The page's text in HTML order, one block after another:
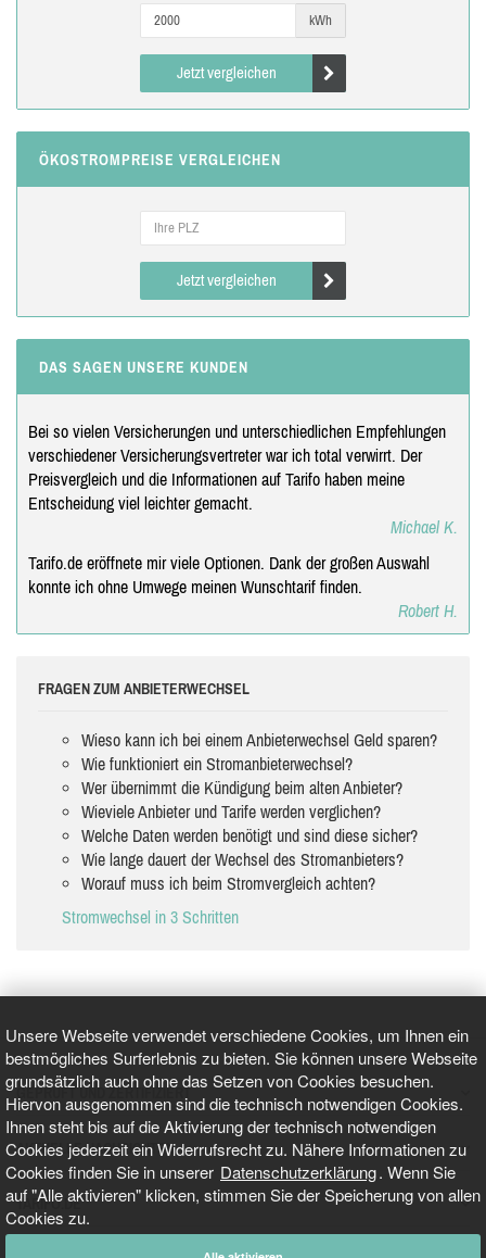
Unsere Webseite verwendet verschiedene Cookies, um Ihnen ein
bestmögliches Surferlebnis zu bieten. Sie können unsere Webseite
grundsätzlich auch ohne das Setzen von Cookies besuchen.
Hiervon ausgenommen sind die technisch notwendigen Cookies.
Ihnen steht bis auf die Aktivierung der technisch notwendigen
Cookies jederzeit ein Widerrufsrecht zu. Nähere Informationen zu
Cookies finden Sie in unserer Datenschutzerklärung. Wenn Sie
auf "Alle aktivieren" klicken, stimmen Sie der Speicherung von allen
Cookies zu.
kWh
Jetzt vergleichen
ÖKOSTROMPREISE VERGLEICHEN
Jetzt vergleichen
DAS SAGEN UNSERE KUNDEN
Bei so vielen Versicherungen und unterschiedlichen Empfehlungen
verschiedener Versicherungsvertreter war ich total verwirrt. Der
Preisvergleich und die Informationen auf Tarifo haben meine
Entscheidung viel leichter gemacht.
Michael K.
Tarifo.de eröffnete mir viele Optionen. Dank der großen Auswahl
konnte ich ohne Umwege meinen Wunschtarif finden.
Robert H.
FRAGEN ZUM ANBIETERWECHSEL
Wieso kann ich bei einem Anbieterwechsel Geld sparen?
Wie funktioniert ein Stromanbieterwechsel?
Wer übernimmt die Kündigung beim alten Anbieter?
Wieviele Anbieter und Tarife werden verglichen?
Welche Daten werden benötigt und sind diese sicher?
Wie lange dauert der Wechsel des Stromanbieters?
Worauf muss ich beim Stromvergleich achten?
Stromwechsel in 3 Schritten
GEPRÜFT UND ZERTIFIZIERT
AKTUELLE NACHRICHTEN
TARIFO.DE